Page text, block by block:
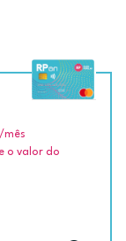
mês
o valor do